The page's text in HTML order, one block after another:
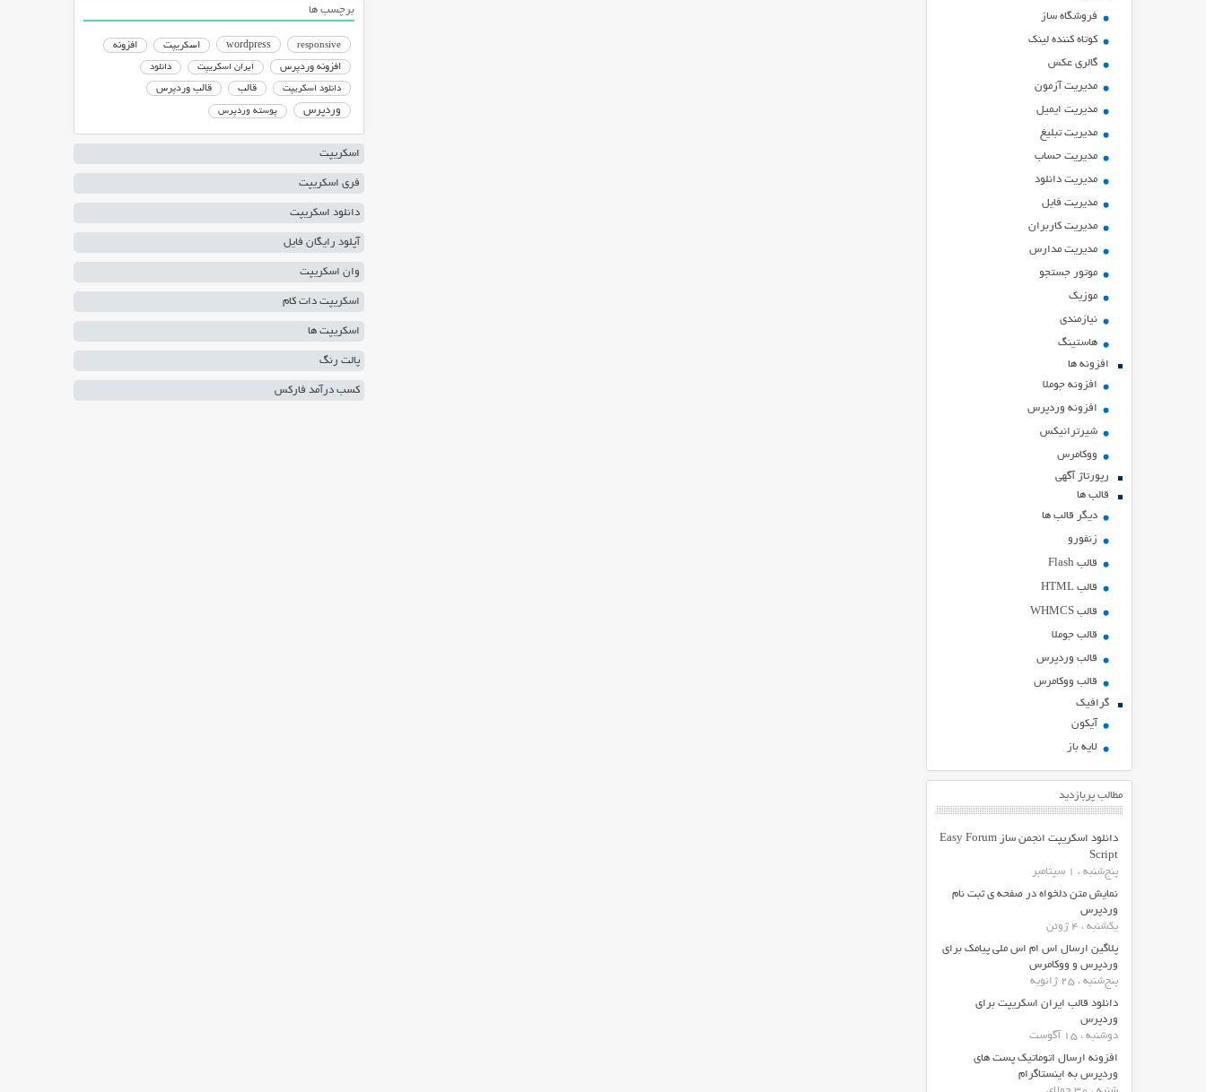
فروشگاه ساز
کوتاه کننده لینک
گالری عکس
مدیریت آزمون
مدیریت ایمیل
مدیریت تبلیغ
مدیریت حساب
مدیریت دانلود
مدیریت فایل
مدیریت کاربران
مدیریت مدارس
موتور جستجو
موزیک
نیازمندی
هاستينگ
افزونه ها
افزونه جوملا
افزونه وردپرس
شیرترانیکس
ووکامرس
رپورتاژ آگهی
قالب ها
دیگر قالب ها
زنفورو
قالب Flash
قالب HTML
قالب WHMCS
قالب جوملا
قالب وردپرس
قالب ووکامرس
گرافیک
آیکون
لایه باز
مطالب پربازدید
دانلود اسکریپت انجمن ساز Easy Forum
Script
پنج‌شنبه ، 1 سپتامبر
نمایش متن دلخواه در صفحه ی ثبت نام
وردپرس
یکشنبه ، 4 ژوئن
پلاگین ارسال اس ام اس ملی پیامک برای
وردپرس و ووکامرس
پنج‌شنبه ، 25 ژانویه
دانلود قالب ایران اسکریپت برای
وردپرس
دوشنبه ، 15 آگوست
افزونه ارسال اتوماتیک پست های
وردپرس به اینستاگرام
برچسب ها
responsive
wordpress اسکریپت
افزونه
افزونه وردپرس
ایران اسکریپت دانلود
دانلود اسکریپت قالب قالب وردپرس
وردپرس پوسته وردپرس
اسکریپت
فری اسکریپت
دانلود اسکریپت
آپلود رایگان فایل
وان اسکریپت
اسکریپت دات کام
اسکریپت ها
پالت رنگ
کسب درآمد فارکس